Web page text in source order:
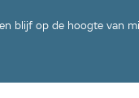
blijf op de hoogte van